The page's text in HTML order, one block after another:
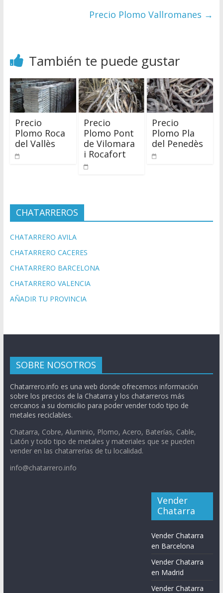
Precio Plomo Vallromanes →
También te puede gustar
Precio
Plomo Roca
del Vallès
Precio
Plomo Pont
de Vilomara
i Rocafort
Precio
Plomo Pla
del Penedès
CHATARREROS
CHATARRERO AVILA
CHATARRERO CACERES
CHATARRERO BARCELONA
CHATARRERO VALENCIA
AÑADIR TU PROVINCIA
SOBRE NOSOTROS
Chatarrero.info es una web donde ofrecemos información
sobre los precios de la Chatarra y los chatarreros más
cercanos a su domicilio para poder vender todo tipo de
metales reciclables.
Chatarra, Cobre, Aluminio, Plomo, Acero, Baterías, Cable,
Latón y todo tipo de metales y materiales que se pueden
vender en las chatarrerías de tu localidad.
info@chatarrero.info
Vender
Chatarra
Vender Chatarra
en Barcelona
Vender Chatarra
en Madrid
Vender Chatarra